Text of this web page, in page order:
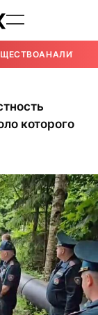
АНАЛИТИКА
которого